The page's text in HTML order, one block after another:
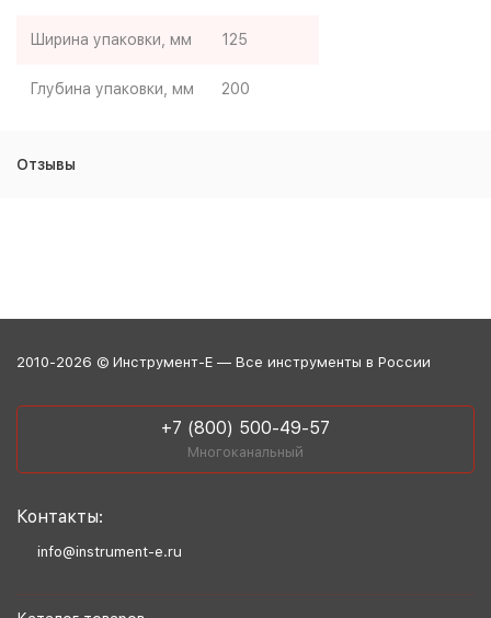
Ширина упаковки, мм 125
Глубина упаковки, мм 200
Отзывы
2010-2026 © Инструмент-Е — Все инструменты в России
+7 (800) 500-49-57
Многоканальный
Контакты:
info@instrument-e.ru